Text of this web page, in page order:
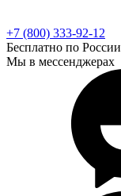
+7 (800) 333-92-12
Бесплатно по России
Мы в мессенджерах